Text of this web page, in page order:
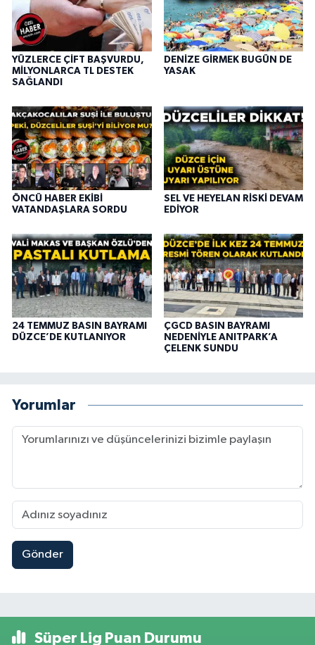
YÜZLERCE ÇİFT BAŞVURDU,
MİLYONLARCA TL DESTEK
SAĞLANDI
DENİZE GİRMEK BUGÜN DE
YASAK
ÖNCÜ HABER EKİBİ
VATANDAŞLARA SORDU
SEL VE HEYELAN RİSKİ DEVAM
EDİYOR
24 TEMMUZ BASIN BAYRAMI
DÜZCE’DE KUTLANIYOR
ÇGCD BASIN BAYRAMI
NEDENİYLE ANITPARK’A
ÇELENK SUNDU
Yorumlar
Gönder
Süper Lig Puan Durumu